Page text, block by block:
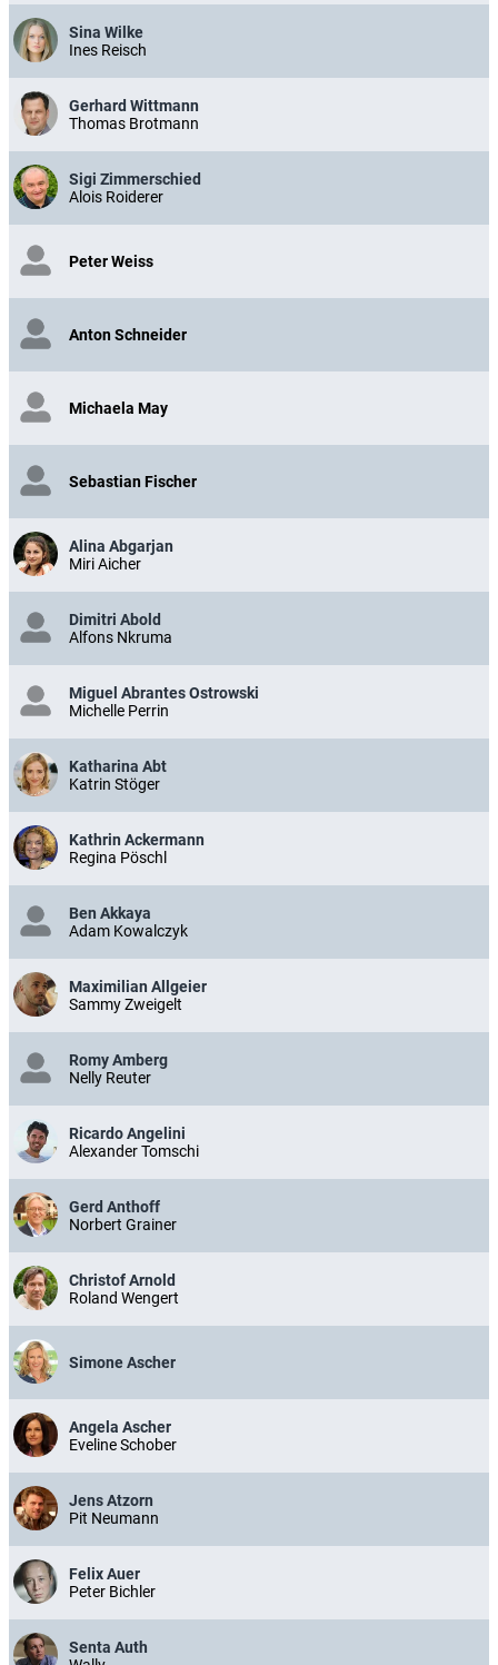
Sina Wilke
Ines Reisch
Gerhard Wittmann
Thomas Brotmann
Sigi Zimmerschied
Alois Roiderer
Peter Weiss
Anton Schneider
Michaela May
Sebastian Fischer
Alina Abgarjan
Miri Aicher
Dimitri Abold
Alfons Nkruma
Miguel Abrantes Ostrowski
Michelle Perrin
Katharina Abt
Katrin Stöger
Kathrin Ackermann
Regina Pöschl
Ben Akkaya
Adam Kowalczyk
Maximilian Allgeier
Sammy Zweigelt
Romy Amberg
Nelly Reuter
Ricardo Angelini
Alexander Tomschi
Gerd Anthoff
Norbert Grainer
Christof Arnold
Roland Wengert
Simone Ascher
Angela Ascher
Eveline Schober
Jens Atzorn
Pit Neumann
Felix Auer
Peter Bichler
Senta Auth